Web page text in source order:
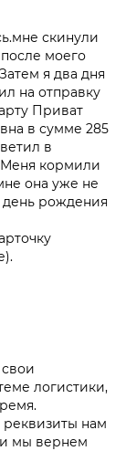
скинули
моего
я два дня
на отправку
Приват
в сумме 285
в
Меня кормили
она уже не
день рождения
логистики,
нам
мы вернем